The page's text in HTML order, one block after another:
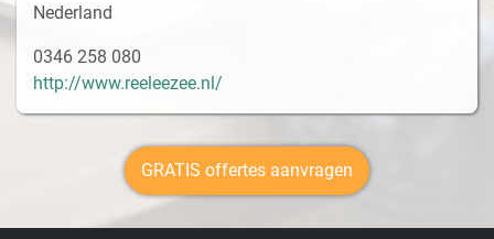
Nederland
0346 258 080
http://www.reeleezee.nl/
GRATIS offertes aanvragen